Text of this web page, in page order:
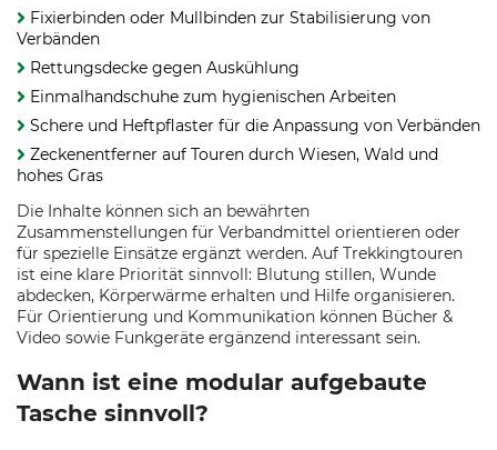
Fixierbinden oder Mullbinden zur Stabilisierung von
Verbänden
Rettungsdecke gegen Auskühlung
Einmalhandschuhe zum hygienischen Arbeiten
Schere und Heftpflaster für die Anpassung von Verbänden
Zeckenentferner auf Touren durch Wiesen, Wald und
hohes Gras
Die Inhalte können sich an bewährten
Zusammenstellungen für Verbandmittel orientieren oder
für spezielle Einsätze ergänzt werden. Auf Trekkingtouren
ist eine klare Priorität sinnvoll: Blutung stillen, Wunde
abdecken, Körperwärme erhalten und Hilfe organisieren.
Für Orientierung und Kommunikation können Bücher &
Video sowie Funkgeräte ergänzend interessant sein.
Wann ist eine modular aufgebaute
Tasche sinnvoll?